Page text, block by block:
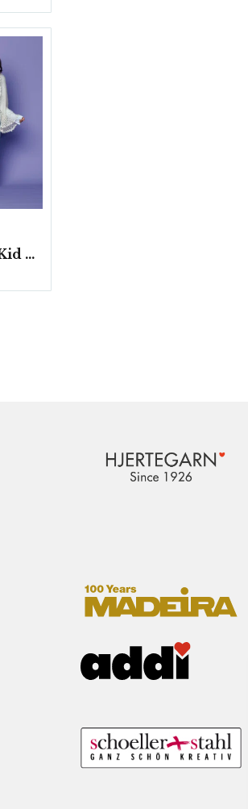
2583- Silk Kid Mohair